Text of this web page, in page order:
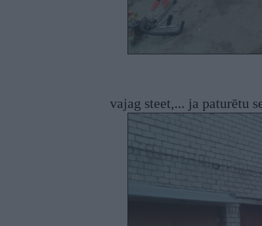
vajag steet,... ja paturētu